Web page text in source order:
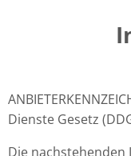
Dienste Gesetz
Die